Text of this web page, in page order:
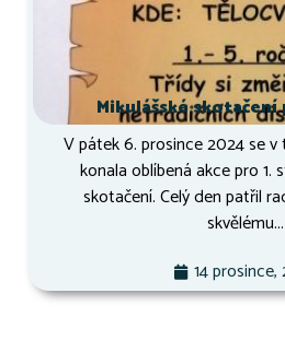
Mikulášské
V pátek 6. prosince 2024 se v
konala oblíbená akce pro 1.
skotačení. Celý den patřil
skvělému...
14